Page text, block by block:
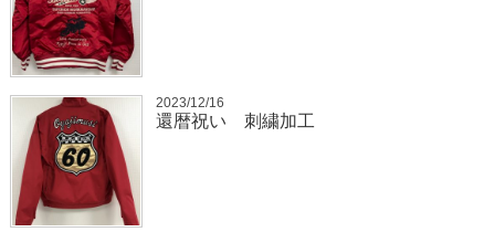
2023/12/16
還暦祝い 刺繍加工